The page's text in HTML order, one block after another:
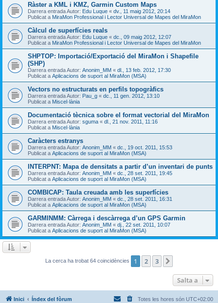
Ràster a KML i KMZ, Garmin Custom Maps
Darrera entrada Autor: Edu Luque « dv., 11 maig 2012, 20:14
Publicat a MiraMon Professional i Lector Universal de Mapes del MiraMon
Càlcul de superfícies reals
Darrera entrada Autor: Edu Luque « dc., 09 maig 2012, 12:07
Publicat a MiraMon Professional i Lector Universal de Mapes del MiraMon
SHPTOP: Importació/Exportació del MiraMon i Shapefile
(SHP)
Darrera entrada Autor: Anonim_MM « dl., 13 feb. 2012, 17:30
Publicat a Aplicacions de suport al MiraMon (MSA)
Vectors no estructurats en perfils topogràfics
Darrera entrada Autor: Pau_g « dc., 11 gen. 2012, 13:10
Publicat a Miscel·lània
Documentació tècnica sobre el format vectorial del MiraMon
Darrera entrada Autor: sguma « dl., 21 nov. 2011, 11:16
Publicat a Miscel·lània
Caràcters estranys
Darrera entrada Autor: Anonim_MM « dc., 19 oct. 2011, 15:53
Publicat a Aplicacions de suport al MiraMon (MSA)
INTERPNT: Mapa de densitats a partir d’un inventari de punts
Darrera entrada Autor: Anonim_MM « dc., 28 set. 2011, 19:45
Publicat a Aplicacions de suport al MiraMon (MSA)
COMBICAP: Taula creuada amb les superfícies
Darrera entrada Autor: Anonim_MM « dc., 28 set. 2011, 16:31
Publicat a Aplicacions de suport al MiraMon (MSA)
GARMINMM: Càrrega i descàrrega d’un GPS Garmin
Darrera entrada Autor: Anonim_MM « dj., 22 set. 2011, 10:07
Publicat a Aplicacions de suport al MiraMon (MSA)
La cerca ha trobat 64 coincidències 1 2 3
Salta a
Inici Índex del fòrum Totes les hores són UTC+02:00